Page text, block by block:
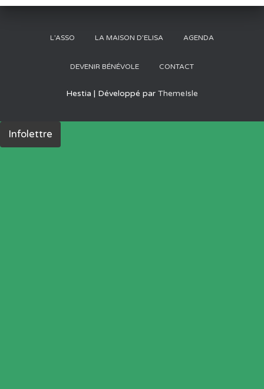
L’ASSO LA MAISON D’ELISA AGENDA
DEVENIR BÉNÉVOLE CONTACT
Hestia | Développé par ThemeIsle
Infolettre